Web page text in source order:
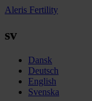
Aleris Fertility
sv
Dansk
Deutsch
English
Svenska